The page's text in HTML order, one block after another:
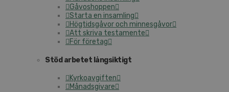
Gåvoshoppen
Starta en insamling
Högtidsgåvor och minnesgåvor
Att skriva testamente
För företag
Stöd arbetet långsiktigt
Kyrkoavgiften
Månadsgivare